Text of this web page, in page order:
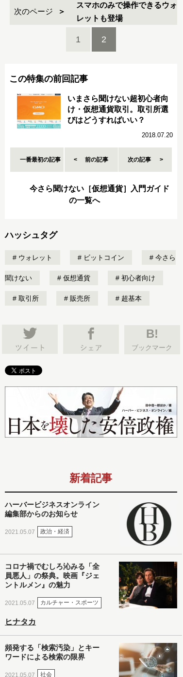
次のページ
スマホのみで操作できるウォ
レットも登場
1 2
この特集の前回記事
いまさら聞けない超初心者向
け・仮想通貨取引。取引所選
びはどうすればいい？
2018.07.20
一番最初の記事 前の記事 次の記事
今さら聞けない［仮想通貨］入門ガイド
の一覧へ
ハッシュタグ
ウォレット ビットコイン 今さら
聞けない 仮想通貨 初心者向け
取引所 販売所 超基本
B!
ブックマーク
新着記事
ハーバービジネスオンライン
編集部からのお知らせ
2021.05.07 政治・経済
コロナ禍でむしろ沁みる「全
員悪人」の祭典。映画『ジェ
ントルメン』の魅力
2021.05.07 カルチャー・スポーツ
ヒナタカ
頻発する「検索汚染」とキー
ワードによる検索の限界
2021.05.07 社会